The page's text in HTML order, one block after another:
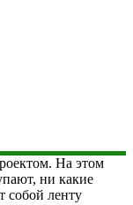
На этом
ни какие
собой ленту